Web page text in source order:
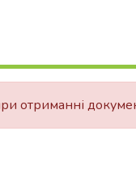
отриманні